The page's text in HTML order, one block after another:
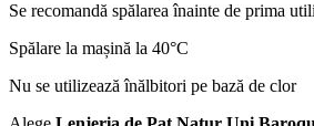
Se recomandă spălarea înainte de prima
Spălare la mașină la 40°C
Nu se utilizează înălbitori pe bază de clor